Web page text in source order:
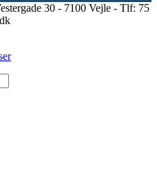
30 - 7100 Vejle - Tlf: 75